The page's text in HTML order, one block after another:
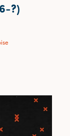
?)